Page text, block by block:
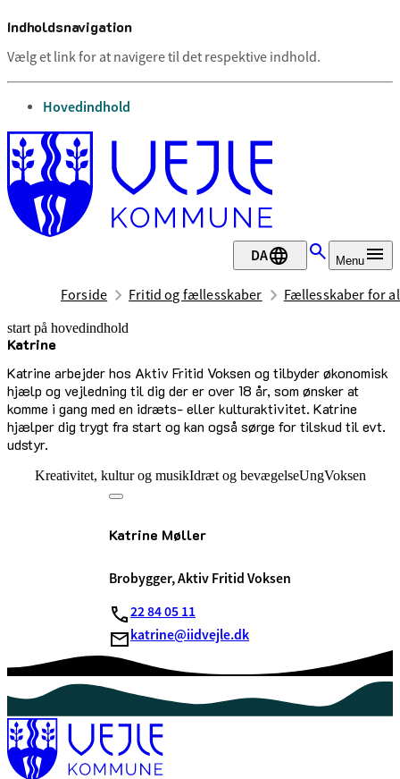
Indholdsnavigation
Vælg et link for at navigere til det respektive indhold.
gå til
Hovedindhold
DA Menu
Forside Fritid og fællesskaber Fællesskaber for
start på hovedindhold
Katrine
Katrine arbejder hos Aktiv Fritid Voksen og tilbyder økonomisk
hjælp og vejledning til dig der er over 18 år, som ønsker at
komme i gang med en idræts- eller kulturaktivitet. Katrine
hjælper dig trygt fra start og kan også sørge for tilskud til evt.
udstyr.
senest opdateret 23. juni 2026
Kreativitet, kultur og musikIdræt og bevægelseUngVoksen
Katrine Møller
Brobygger, Aktiv Fritid Voksen
22 84 05 11
katrine@iidvejle.dk